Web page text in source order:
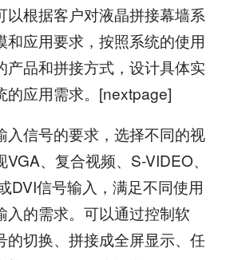
以根据客户对液晶拼接幕墙系
和应用要求，按照系统的使用
产品和拼接方式，设计具体实
的应用需求。[nextpage]
入信号的要求，选择不同的视
、复合视频、S-VIDEO、
DVI信号输入，满足不同使用
入的需求。可以通过控制软
的切换、拼接成全屏显示、任